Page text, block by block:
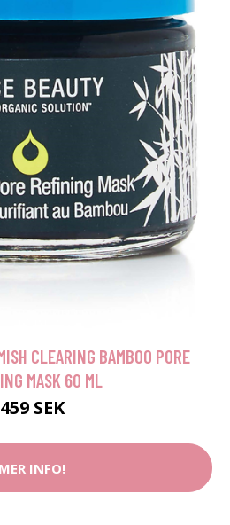
CLEARING BAMBOO PORE
MASK 60 ML
459 SEK
MER INFO!